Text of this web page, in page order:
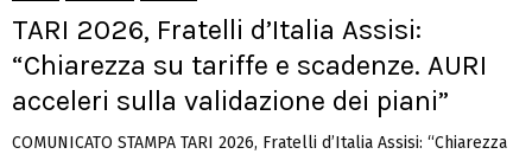
TARI 2026, Fratelli d’Italia Assisi:
“Chiarezza su tariffe e scadenze. AURI
acceleri sulla validazione dei piani”
COMUNICATO STAMPA TARI 2026, Fratelli d’Italia Assisi: “Chiarezza